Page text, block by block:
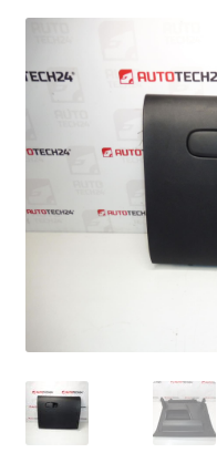
Contatto
Il mio account
Pagamenti
Politica sulla riservatezza
Procedura di Reclamo
Rimostranza
Spedizione in tutto il